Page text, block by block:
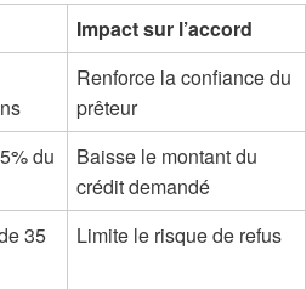
Impact sur l’accord
Renforce la confiance du
prêteur
du
Baisse le montant du
crédit demandé
35
Limite le risque de refus